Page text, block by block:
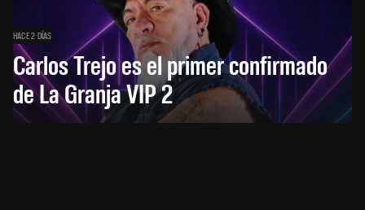
HACE 2 DÍAS
Carlos Trejo es el primer confirmado
de La Granja VIP 2